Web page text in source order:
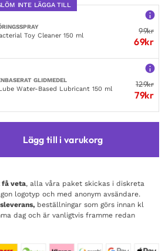
kr.
INTE LÄGGA TILL
Toy Cleaner 150 ml
99kr
69kr
GLIDMEDEL
Water-Based Lubricant 150 ml
129kr
79kr
Lägg till i varukorg
få veta, alla våra paket skickas i diskreta
logotyp och med anonym avsändare.
beställningar som görs innan kl
dag och är vanligtvis framme redan